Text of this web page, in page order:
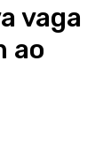
vaga
ao